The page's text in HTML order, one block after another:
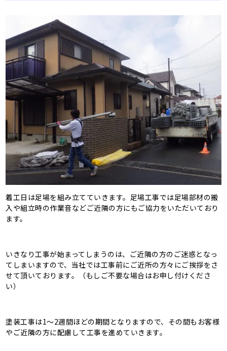
着工日は足場を組み立てていきます。足場工事では足場部材の搬
入や組立時の作業音などご近隣の方にもご協力をいただいており
ます。
いきなり工事が始まってしまうのは、ご近隣の方のご迷惑となっ
てしまいますので、当社では工事前にご近所の方々にご挨拶をさ
せて頂いております。（もしご不要な場合はお申し付けくださ
い）
塗装工事は1～2週間ほどの期間となりますので、その間もお客様
やご近隣の方に配慮して工事を進めていきます。